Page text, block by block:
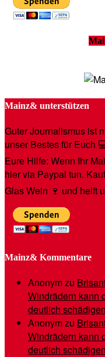
Mainz& unterstützen
Guter Journalismus ist
unser Bestes für Euch
Eure Hilfe: Wenn Ihr
hier via Paypal tun.
Glas Wein 🍷 und helft
Mainz& Kommentare
Anonymzu
Windrädern kann
deutlich schädigen
Anonymzu
Windrädern kann
deutlich schädigen